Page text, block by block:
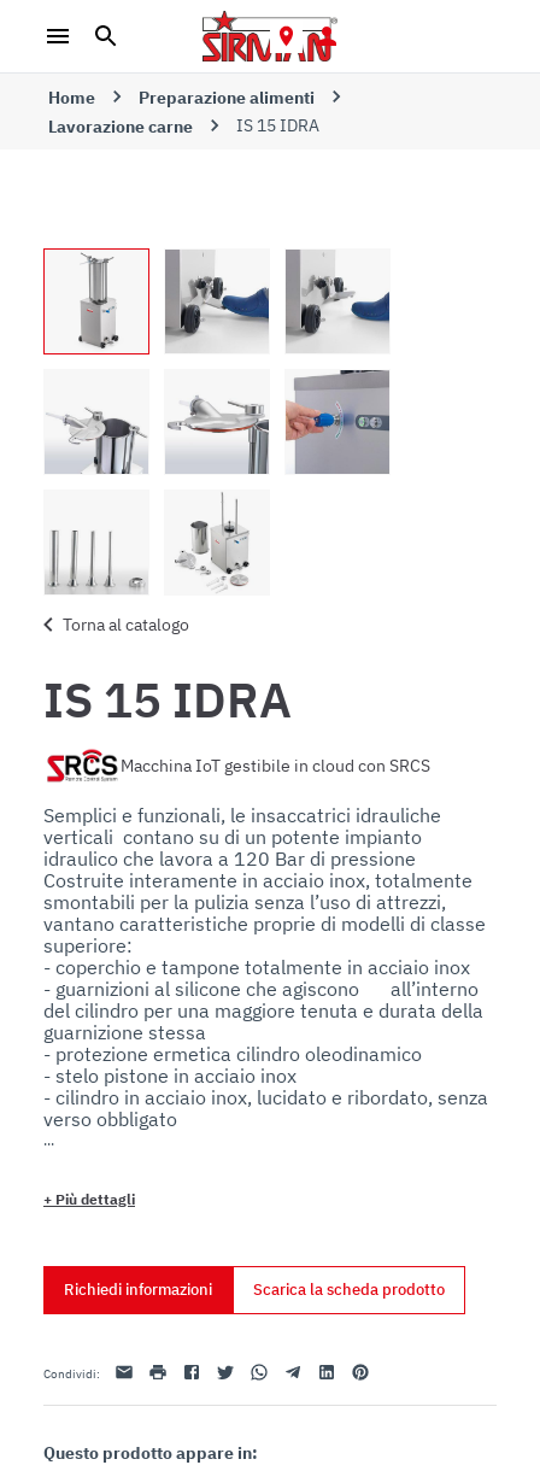
Home
Preparazione alimenti
Lavorazione carne
IS 15 IDRA
Torna al catalogo
IS 15 IDRA
Macchina IoT gestibile in cloud con SRCS
Semplici e funzionali, le insaccatrici idrauliche
verticali  contano su di un potente impianto
idraulico che lavora a 120 Bar di pressione
Costruite interamente in acciaio inox, totalmente
smontabili per la pulizia senza l’uso di attrezzi,
vantano caratteristiche proprie di modelli di classe
superiore:
- coperchio e tampone totalmente in acciaio inox
- guarnizioni al silicone che agiscono 	all’interno
del cilindro per una maggiore tenuta e durata della
guarnizione stessa
- protezione ermetica cilindro oleodinamico
- stelo pistone in acciaio inox
- cilindro in acciaio inox, lucidato e ribordato, senza
verso obbligato
- potente e silenzioso motore ventilato a 2.800 giri
motore
- ruote gommate di serie
- serbatoio olio con indicatore di livello
+ Più dettagli
Richiedi informazioni Scarica la scheda prodotto
Condividi: Email stampaFacebookTwitterWhatsappTelegramLinkedinPinterest
Questo prodotto appare in: